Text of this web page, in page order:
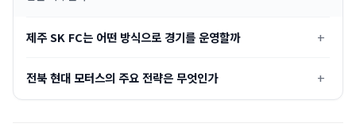
제주 SK FC는 어떤 방식으로 경기를 운영할까
전북 현대 모터스의 주요 전략은 무엇인가